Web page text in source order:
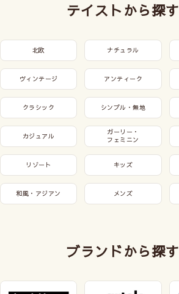
テイストから探す
北欧 ナチュラル
ヴィンテージ アンティーク
クラシック シンプル・無地
カジュアル
ガーリー・
フェミニン
リゾート キッズ
和風・アジアン メンズ
ブランドから探す